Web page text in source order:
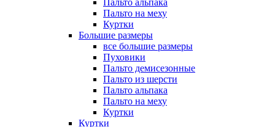
Пальто альпака
Пальто на меху
Куртки
Большие размеры
все большие размеры
Пуховики
Пальто демисезонные
Пальто из шерсти
Пальто альпака
Пальто на меху
Куртки
Куртки